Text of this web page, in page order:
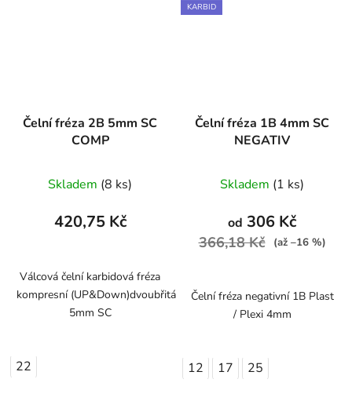
Čelní fréza 2B 5mm SC
COMP
Skladem (8 ks)
420,75 Kč
Válcová čelní karbidová fréza
kompresní (UP&Down)dvoubřitá
5mm SC
22
KARBID
Čelní fréza 1B 4mm SC
NEGATIV
Skladem (1 ks)
od 306 Kč
366,18 Kč (až –16 %)
Čelní fréza negativní 1B Plast
/ Plexi 4mm
12 17 25